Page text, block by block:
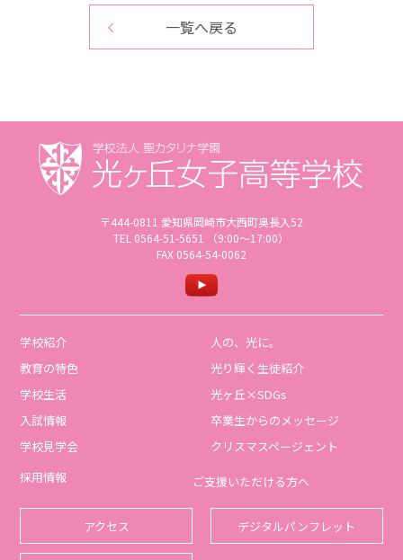
一覧へ戻る
〒444-0811 愛知県岡崎市大西町奥長入52
TEL 0564-51-5651 （9:00〜17:00）
FAX 0564-54-0062
学校紹介
教育の特色
学校生活
入試情報
学校見学会
人の、光に。
光り輝く生徒紹介
光ヶ丘×SDGs
卒業生からのメッセージ
クリスマスページェント
採用情報
ご支援いただける方へ
アクセス デジタルパンフレット